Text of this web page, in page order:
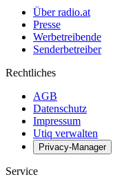
Über radio.at
Presse
Werbetreibende
Senderbetreiber
Rechtliches
AGB
Datenschutz
Impressum
Utiq verwalten
Privacy-Manager
Service